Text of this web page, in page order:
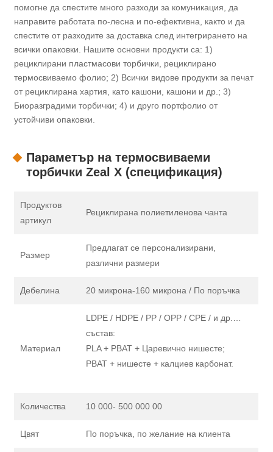
помогне да спестите много разходи за комуникация, да
направите работата по-лесна и по-ефективна, както и да
спестите от разходите за доставка след интегрирането на
всички опаковки. Нашите основни продукти са: 1)
рециклирани пластмасови торбички, рециклирано
термосвиваемо фолио; 2) Всички видове продукти за печат
от рециклирана хартия, като кашони, кашони и др.; 3)
Биоразградими торбички; 4) и друго портфолио от
устойчиви опаковки.
Параметър на термосвиваеми
торбички Zeal X (спецификация)
Продуктов
артикул
Рециклирана полиетиленова чанта
Размер
Предлагат се персонализирани,
различни размери
Дебелина 20 микрона-160 микрона / По поръчка
Материал
LDPE / HDPE / PP / OPP / CPE / и др.…
състав:
PLA + PBAT + Царевично нишесте;
PBAT + нишесте + калциев карбонат.
Количества 10 000- 500 000 00
Цвят По поръчка, по желание на клиента